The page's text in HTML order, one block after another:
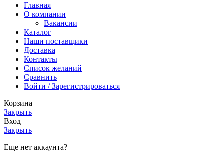
Главная
О компании
Вакансии
Каталог
Наши поставщики
Доставка
Контакты
Список желаний
Сравнить
Войти / Зарегистрироваться
Корзина
Закрыть
Вход
Закрыть
Еще нет аккаунта?